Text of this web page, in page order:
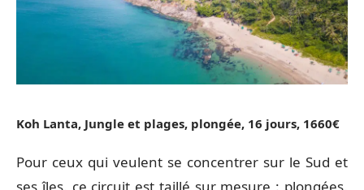
Koh Lanta, Jungle et plages, plongée, 16 jours, 1660€
Pour ceux qui veulent se concentrer sur le Sud et